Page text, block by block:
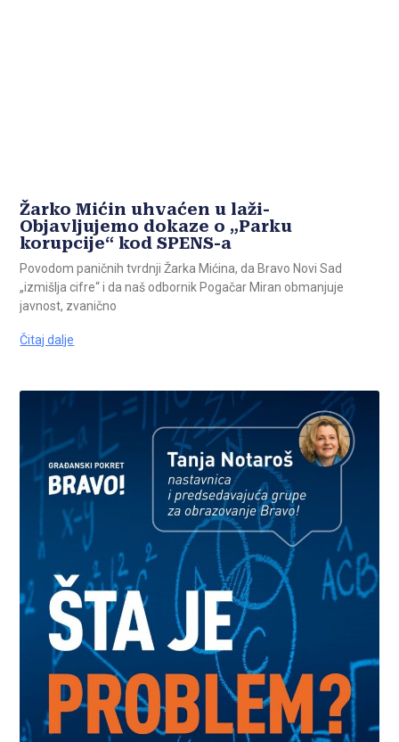
Žarko Mićin uhvaćen u laži-
Objavljujemo dokaze o „Parku
korupcije“ kod SPENS-a
Povodom paničnih tvrdnji Žarka Mićina, da Bravo Novi Sad
„izmišlja cifre“ i da naš odbornik Pogačar Miran obmanjuje
javnost, zvanično
Čitaj dalje